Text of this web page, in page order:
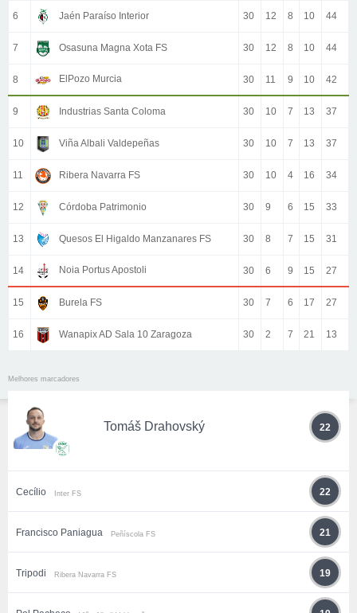
6 Jaén Paraíso Interior 30 12 8 10 44
7 Osasuna Magna Xota FS 30 12 8 10 44
8 ElPozo Murcia 30 11 9 10 42
9 Industrias Santa Coloma 30 10 7 13 37
10 Viña Albali Valdepeñas 30 10 7 13 37
11 Ribera Navarra FS 30 10 4 16 34
12 Córdoba Patrimonio 30 9 6 15 33
13 Quesos El Higaldo Manzanares FS 30 8 7 15 31
14 Noia Portus Apostoli 30 6 9 15 27
15 Burela FS 30 7 6 17 27
16 Wanapix AD Sala 10 Zaragoza 30 2 7 21 13
Melhores marcadores
Tomáš Drahovský 22
Cecílio Inter FS 22
Francisco Paniagua Peñíscola FS 21
Tripodi Ribera Navarra FS 19